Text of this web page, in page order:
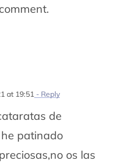
at 19:51 - Reply
de
patinado
os las